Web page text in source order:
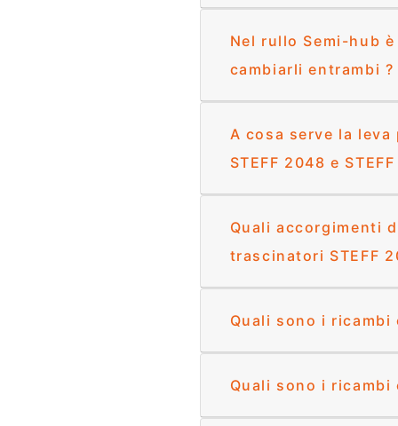
Nel rullo Semi-hub
cambiarli entrambi ?
A cosa serve la
STEFF 2048 e
Quali accorgimenti
trascinatori STEFF
Quali sono i ricambi
Quali sono i ricambi